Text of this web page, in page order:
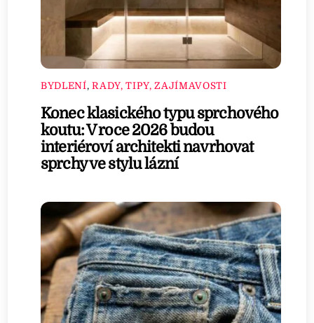
BYDLENÍ,RADY, TIPY, ZAJÍMAVOSTI
Konec klasického typu sprchového
koutu: V roce 2026 budou
interiéroví architekti navrhovat
sprchy ve stylu lázní